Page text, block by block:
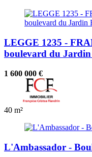
LEGGE 1235 -
boulevard du
1 600 000 €
40 m²
L'Ambassador -